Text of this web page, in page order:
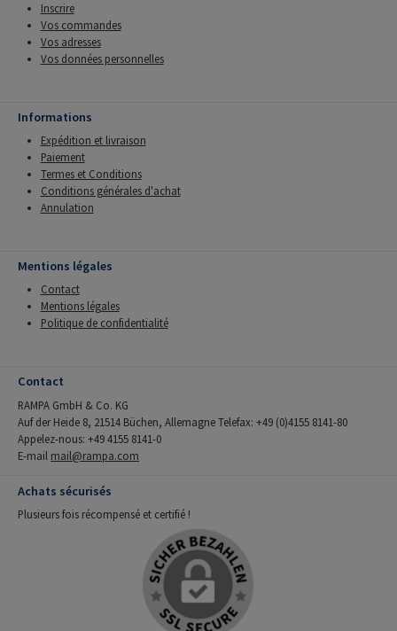
Inscrire
Vos commandes
Vos adresses
Vos données personnelles
Informations
Expédition et livraison
Paiement
Termes et Conditions
Conditions générales d'achat
Annulation
Mentions légales
Contact
Mentions légales
Politique de confidentialité
Contact
RAMPA GmbH & Co. KG
Auf der Heide 8, 21514 Büchen, Allemagne Telefax: +49 (0)4155 8141-80
Appelez-nous: +49 4155 8141-0
E-mail mail@rampa.com
Achats sécurisés
Plusieurs fois récompensé et certifié !